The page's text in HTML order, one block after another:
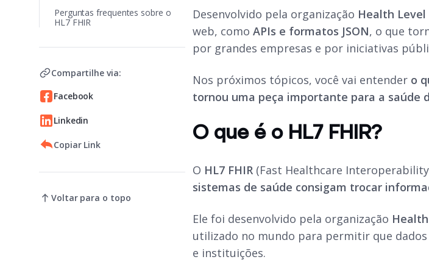
Perguntas frequentes sobre o
HL7 FHIR
Compartilhe via:
Facebook
Linkedin
Copiar Link
Voltar para o topo
Desenvolvido pela organização Health
web, como APIs e formatos JSON, o que
por grandes empresas e por iniciativas
Nos próximos tópicos, você vai entender o
tornou uma peça importante para a saúde
O que é o HL7 FHIR?
O HL7 FHIR (Fast Healthcare Interoperability
sistemas de saúde consigam trocar
Ele foi desenvolvido pela organização
utilizado no mundo para permitir que
e instituições.